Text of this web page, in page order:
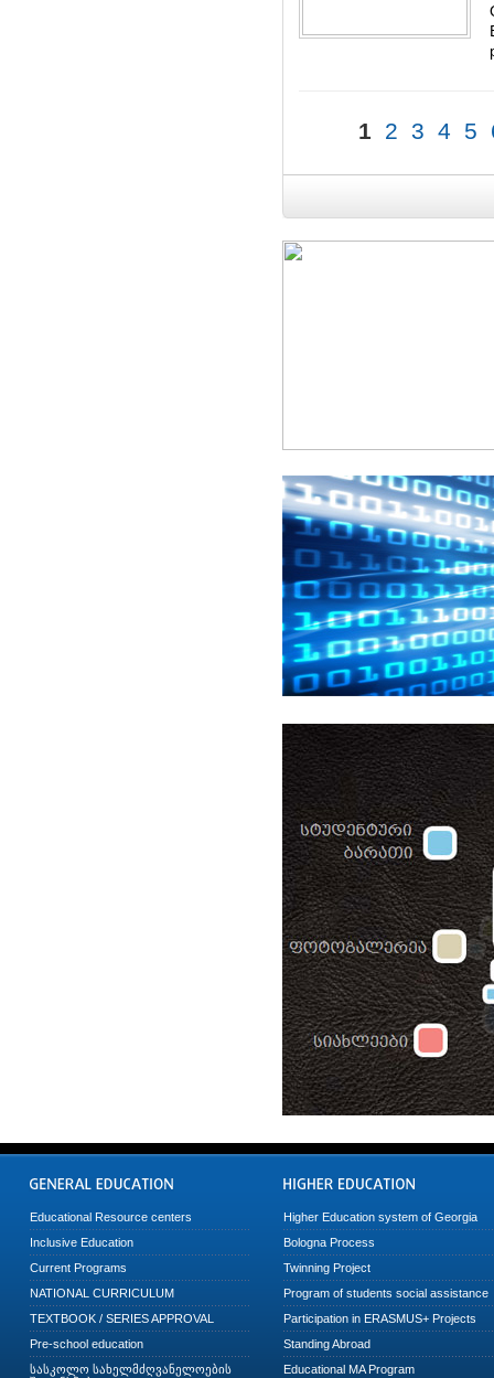
1 2 3 4 5
Educational Resource centers
Inclusive Education
Current Programs
NATIONAL CURRICULUM
TEXTBOOK / SERIES APPROVAL
Pre-school education
სასკოლო სახელმძღვანელოების
Higher Education system of Georgia
Bologna Process
Twinning Project
Program of students social assistance
Participation in ERASMUS+ Projects
Standing Abroad
Educational MA Program